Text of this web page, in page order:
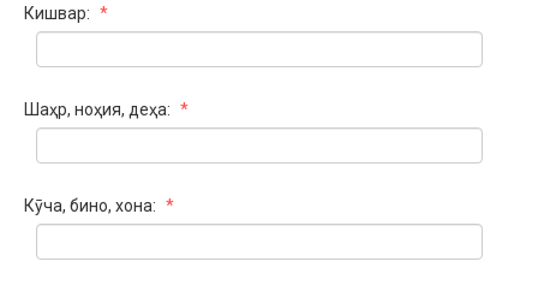
Кишвар: *
Шаҳр, ноҳия, деҳа: *
Кӯча, бино, хона: *